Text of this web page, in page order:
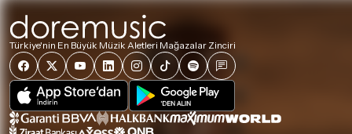
Türkiye'nin En Büyük Müzik Aletleri Mağazalar Zinciri